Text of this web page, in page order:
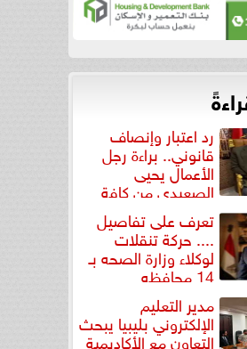
رد اعتبار وإنصاف
قانوني.. براءة رجل
الأعمال يحيى
الصعيدي من كافة
تعرف على تفاصيل
.... حركة تنقلات
لوكلاء وزارة الصحه بـ
14 محافظه
مدير التعليم
الإلكتروني بليبيا يبحث
التعاون مع الأكاديمية